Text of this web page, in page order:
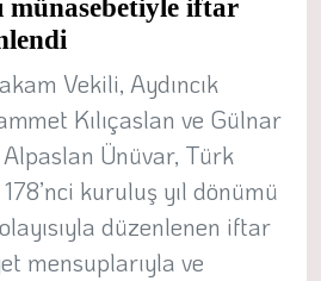
münasebetiyle iftar
Vekili, Aydıncık
Kılıçaslan ve Gülnar
Ünüvar, Türk
178’nci kuruluş yıl dönümü
düzenlenen iftar
mensuplarıyla ve